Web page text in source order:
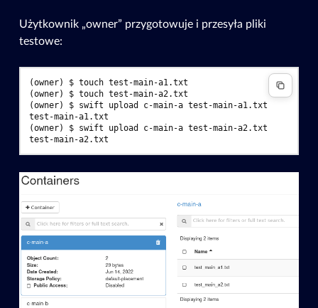
Użytkownik „owner” przygotowuje i przesyła pliki
testowe:
(owner) $ touch
(owner)
$ touch
(owner)
$ swift upload c-main-a
test-main-a1.txt
(owner)
$ swift upload c-main-a
test-main-a2.txt